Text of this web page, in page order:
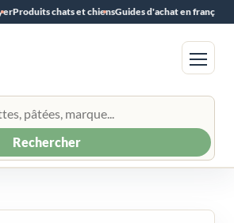
Produits chats et chiensGuides d'achat en français
Rechercher
Menu